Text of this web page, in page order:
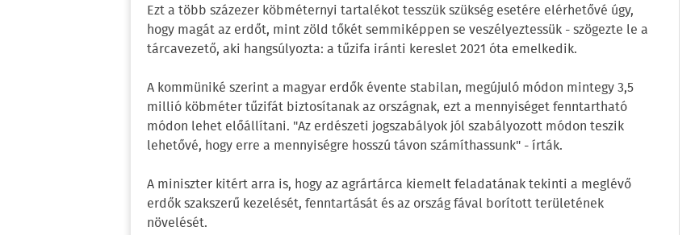
Ezt a több százezer köbméternyi tartalékot tesszük szükség esetére elérhetővé úgy,
hogy magát az erdőt, mint zöld tőkét semmiképpen se veszélyeztessük - szögezte le a
tárcavezető, aki hangsúlyozta: a tűzifa iránti kereslet 2021 óta emelkedik.
A kommüniké szerint a magyar erdők évente stabilan, megújuló módon mintegy 3,5
millió köbméter tűzifát biztosítanak az országnak, ezt a mennyiséget fenntartható
módon lehet előállítani. "Az erdészeti jogszabályok jól szabályozott módon teszik
lehetővé, hogy erre a mennyiségre hosszú távon számíthassunk" - írták.
A miniszter kitért arra is, hogy az agrártárca kiemelt feladatának tekinti a meglévő
erdők szakszerű kezelését, fenntartását és az ország fával borított területének
növelését.